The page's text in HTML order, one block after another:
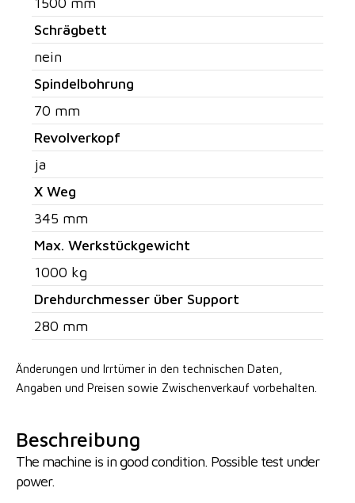
Schrägbett
nein
Spindelbohrung
70 mm
Revolverkopf
ja
X Weg
345 mm
Max. Werkstückgewicht
1000 kg
Drehdurchmesser über Support
280 mm
Änderungen und Irrtümer in den technischen Daten,
Angaben und Preisen sowie Zwischenverkauf vorbehalten.
Beschreibung
The machine is in good condition. Possible test under
power.